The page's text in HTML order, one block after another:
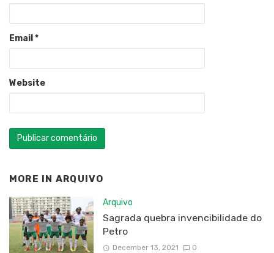
Email*
Website
MORE IN ARQUIVO
Arquivo
Sagrada quebra invencibilidade do
Petro
December 13, 2021 0